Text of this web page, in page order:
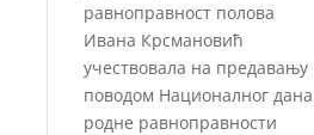
равноправност полова
Ивана Крсмановић
учествовала на предавању
поводом Националног дана
родне равноправности